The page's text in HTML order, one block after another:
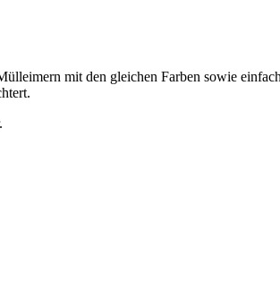
mit den gleichen Farben sowie